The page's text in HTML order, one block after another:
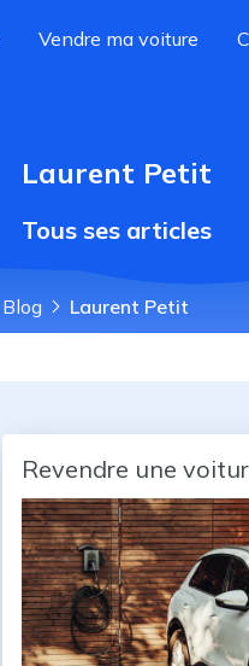
Vendre ma voiture
Laurent Petit
Tous ses articles
Blog Laurent Petit
Revendre une